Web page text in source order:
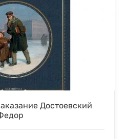
Достоевский